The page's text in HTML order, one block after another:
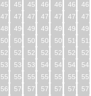
457 458 459 460 461 462
473 474 475 476 477 478
489 490 491 492 493 494
505 506 507 508 509 510
521 522 523 524 525 526
537 538 539 540 541 542
553 554 555 556 557 558
569 570 571 572 573 574